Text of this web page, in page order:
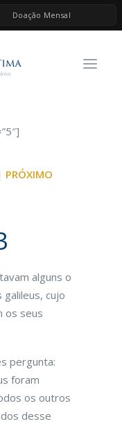
Doação Mensal
PRÓXIMO
alguns o
cujo
os seus
pergunta:
foram
os outros
desse